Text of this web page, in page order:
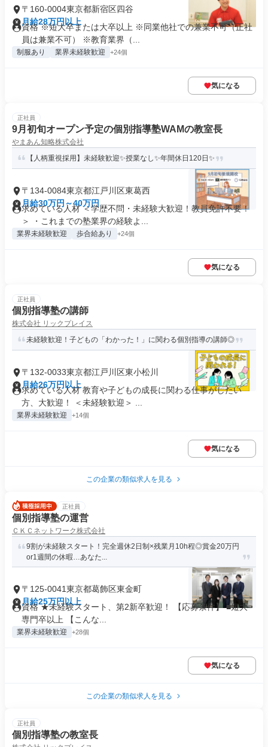
〒160-0004東京都新宿区四谷
月給28万円以上
資格 ※短大卒または大卒以上 ※同業他社での兼業不可（正社
員は兼業不可） ※教育業界（...
制服あり 業界未経験歓迎 +24個
気になる
正社員
9月初旬オープン予定の個別指導塾WAMの教室長
やまあん知略株式会社
【人柄重視採用】未経験歓迎✨授業なし✨年間休日120日✨
〒134-0084東京都江戸川区東葛西
月給30万円～40万円
求めている人材 ＜学歴不問・未経験大歓迎！教員免許不要！
＞ ・これまでの塾業界の経験よ...
業界未経験歓迎 歩合給あり +24個
気になる
正社員
個別指導塾の講師
株式会社 リックプレイス
未経験歓迎！子どもの「わかった！」に関わる個別指導の講師◎
〒132-0033東京都江戸川区東小松川
月給26万円以上
求めている人材 教育や子どもの成長に関わる仕事がしたい
方、大歓迎！ ＜未経験歓迎＞ ...
業界未経験歓迎 +14個
気になる
この企業の類似求人を見る
正社員
個別指導塾の運営
ＣＫＣネットワーク株式会社
9割が未経験スタート！完全週休2日制×残業月10h程◎賞金20万円
or1週間の休暇…あなた...
〒125-0041東京都葛飾区東金町
月給25万円以上
資格 ★未経験スタート、第2新卒歓迎！ 【応募条件】 ■短大・
専門卒以上 【こんな...
業界未経験歓迎 +28個
気になる
この企業の類似求人を見る
正社員
個別指導塾の教室長